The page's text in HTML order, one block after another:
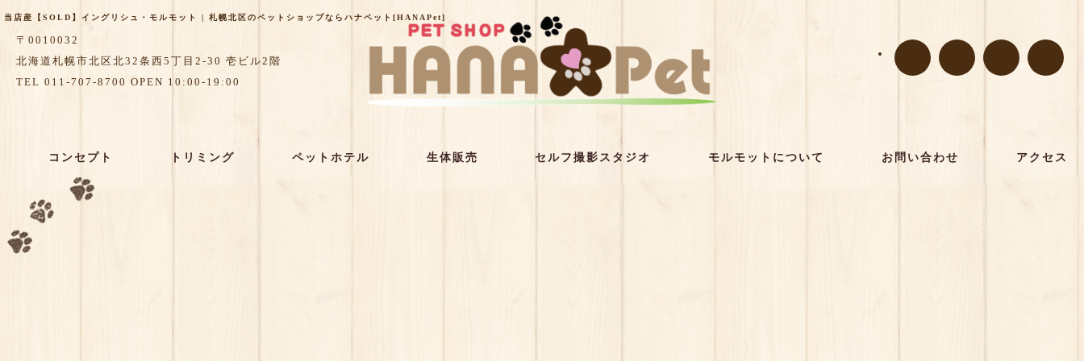
当店産【SOLD】イングリシュ・モルモット | 札幌北区のペットショップならハナペット[HANAPet]
〒0010032
北海道札幌市北区北32条西5丁目2-30 壱ビル2階
TEL 011-707-8700 OPEN 10:00-19:00
コンセプト トリミング ペットホテル 生体販売 セルフ撮影スタジオ モルモットについて お問い合わせ アクセス